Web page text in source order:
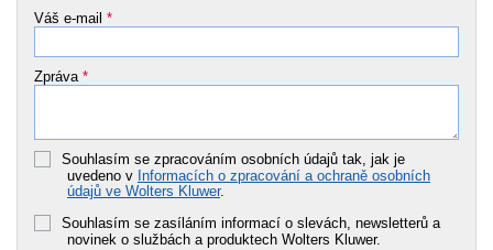
Váš e-mail *
Zpráva *
Souhlasím se zpracováním osobních údajů tak, jak je
uvedeno v Informacích o zpracování a ochraně osobních
údajů ve Wolters Kluwer.
Souhlasím se zasíláním informací o slevách, newsletterů a
novinek o službách a produktech Wolters Kluwer.